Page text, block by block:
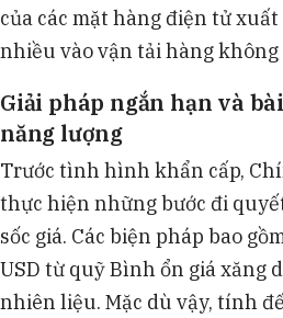
của các mặt hàng điện tử
nhiều vào vận tải hàng không
Giải pháp ngắn hạn và
năng lượng
Trước tình hình khẩn cấp,
thực hiện những bước đi
sốc giá. Các biện pháp bao
USD từ quỹ Bình ổn giá xăng
nhiên liệu. Mặc dù vậy, tính